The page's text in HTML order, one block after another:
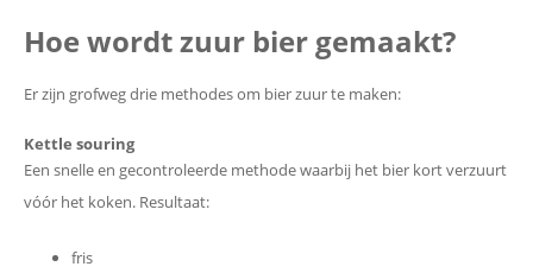
Hoe wordt zuur bier gemaakt?
Er zijn grofweg drie methodes om bier zuur te maken:
Kettle souring
Een snelle en gecontroleerde methode waarbij het bier kort verzuurt
vóór het koken. Resultaat:
fris